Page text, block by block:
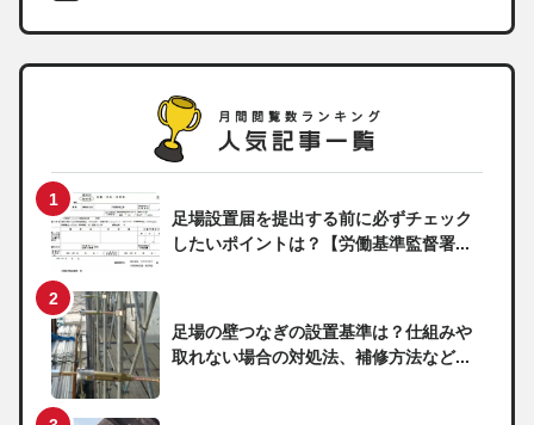
足場設置届を提出する前に必ずチェック
したいポイントは？【労働基準監督署...
足場の壁つなぎの設置基準は？仕組みや
取れない場合の対処法、補修方法など...